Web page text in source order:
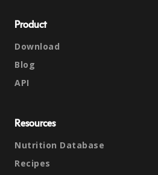
Product
Download
Blog
API
Resources
Nutrition Database
Recipes